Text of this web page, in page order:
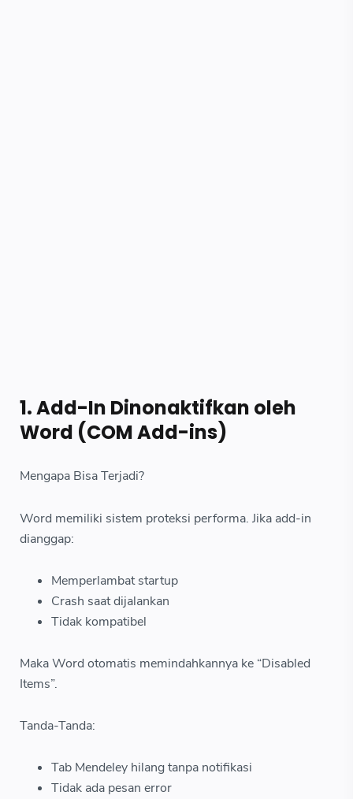
1. Add-In Dinonaktifkan oleh
Word (COM Add-ins)
Mengapa Bisa Terjadi?
Word memiliki sistem proteksi performa. Jika add-in
dianggap:
Memperlambat startup
Crash saat dijalankan
Tidak kompatibel
Maka Word otomatis memindahkannya ke “Disabled
Items”.
Tanda-Tanda:
Tab Mendeley hilang tanpa notifikasi
Tidak ada pesan error